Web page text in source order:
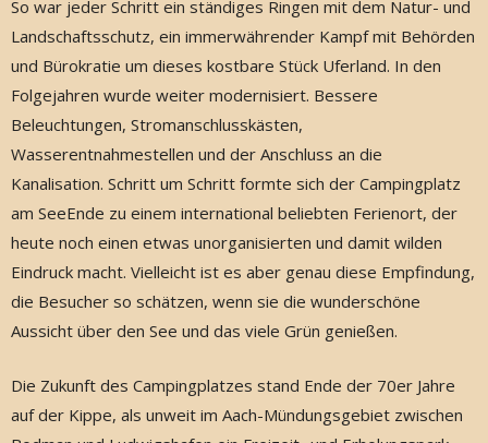
So war jeder Schritt ein ständiges Ringen mit dem Natur- und
Landschaftsschutz, ein immerwährender Kampf mit Behörden
und Bürokratie um dieses kostbare Stück Uferland. In den
Folgejahren wurde weiter modernisiert. Bessere
Beleuchtungen, Stromanschlusskästen,
Wasserentnahmestellen und der Anschluss an die
Kanalisation. Schritt um Schritt formte sich der Campingplatz
am SeeEnde zu einem international beliebten Ferienort, der
heute noch einen etwas unorganisierten und damit wilden
Eindruck macht. Vielleicht ist es aber genau diese Empfindung,
die Besucher so schätzen, wenn sie die wunderschöne
Aussicht über den See und das viele Grün genießen.
Die Zukunft des Campingplatzes stand Ende der 70er Jahre
auf der Kippe, als unweit im Aach-Mündungsgebiet zwischen